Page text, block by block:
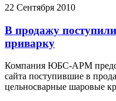
22 Сентября 2010
В продажу
приварку
Компания ЮБС-АРМ
сайта поступившие в
цельносварные шаровые